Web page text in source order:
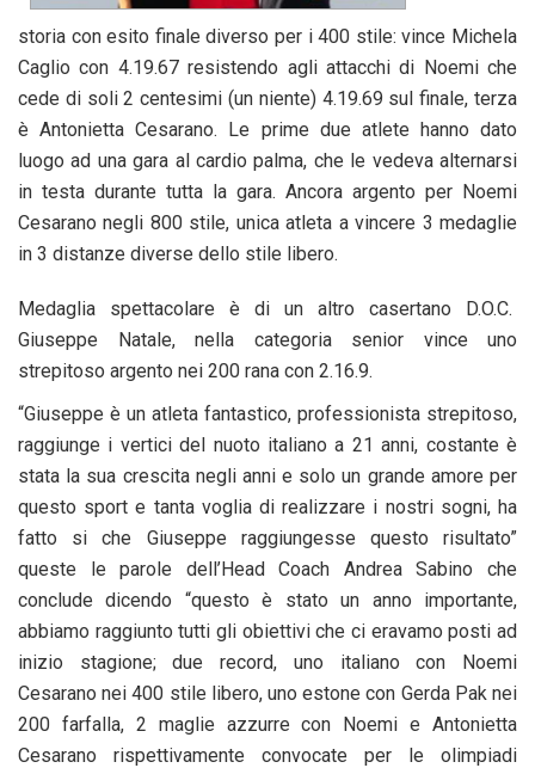
storia con esito finale diverso per i 400 stile: vince Michela
Caglio con 4.19.67 resistendo agli attacchi di Noemi che
cede di soli 2 centesimi (un niente) 4.19.69 sul finale, terza
è Antonietta Cesarano. Le prime due atlete hanno dato
luogo ad una gara al cardio palma, che le vedeva alternarsi
in testa durante tutta la gara. Ancora argento per Noemi
Cesarano negli 800 stile, unica atleta a vincere 3 medaglie
in 3 distanze diverse dello stile libero.
Medaglia spettacolare è di un altro casertano D.O.C.
Giuseppe Natale, nella categoria senior vince uno
strepitoso argento nei 200 rana con 2.16.9.
“Giuseppe è un atleta fantastico, professionista strepitoso,
raggiunge i vertici del nuoto italiano a 21 anni, costante è
stata la sua crescita negli anni e solo un grande amore per
questo sport e tanta voglia di realizzare i nostri sogni, ha
fatto si che Giuseppe raggiungesse questo risultato”
queste le parole dell’Head Coach Andrea Sabino che
conclude dicendo “questo è stato un anno importante,
abbiamo raggiunto tutti gli obiettivi che ci eravamo posti ad
inizio stagione; due record, uno italiano con Noemi
Cesarano nei 400 stile libero, uno estone con Gerda Pak nei
200 farfalla, 2 maglie azzurre con Noemi e Antonietta
Cesarano rispettivamente convocate per le olimpiadi